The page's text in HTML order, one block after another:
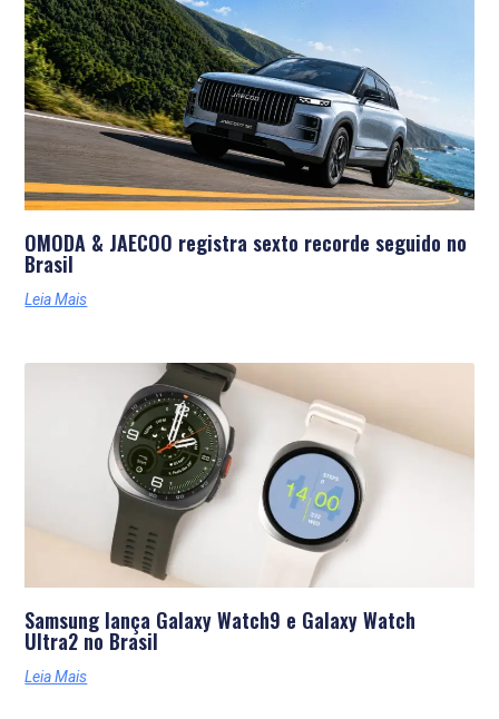
Últimas Notícias
OMODA & JAECOO registra sexto recorde seguido no
Brasil
Leia Mais
Samsung lança Galaxy Watch9 e Galaxy Watch
Ultra2 no Brasil
Leia Mais